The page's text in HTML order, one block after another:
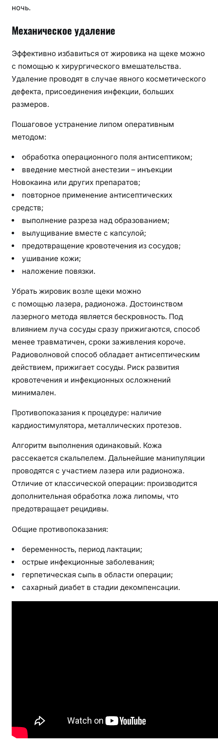
ночь.
Механическое удаление
Эффективно избавиться от жировика на щеке можно
с помощью к хирургического вмешательства.
Удаление проводят в случае явного косметического
дефекта, присоединения инфекции, больших
размеров.
Пошаговое устранение липом оперативным
методом:
обработка операционного поля антисептиком;
введение местной анестезии – инъекции
Новокаина или других препаратов;
повторное применение антисептических
средств;
выполнение разреза над образованием;
вылущивание вместе с капсулой;
предотвращение кровотечения из сосудов;
ушивание кожи;
наложение повязки.
Убрать жировик возле щеки можно
с помощью лазера, радионожа. Достоинством
лазерного метода является бескровность. Под
влиянием луча сосуды сразу прижигаются, способ
менее травматичен, сроки заживления короче.
Радиоволновой способ обладает антисептическим
действием, прижигает сосуды. Риск развития
кровотечения и инфекционных осложнений
минимален.
Противопоказания к процедуре: наличие
кардиостимулятора, металлических протезов.
Алгоритм выполнения одинаковый. Кожа
рассекается скальпелем. Дальнейшие манипуляции
проводятся с участием лазера или радионожа.
Отличие от классической операции: производится
дополнительная обработка ложа липомы, что
предотвращает рецидивы.
Общие противопоказания:
беременность, период лактации;
острые инфекционные заболевания;
герпетическая сыпь в области операции;
сахарный диабет в стадии декомпенсации.